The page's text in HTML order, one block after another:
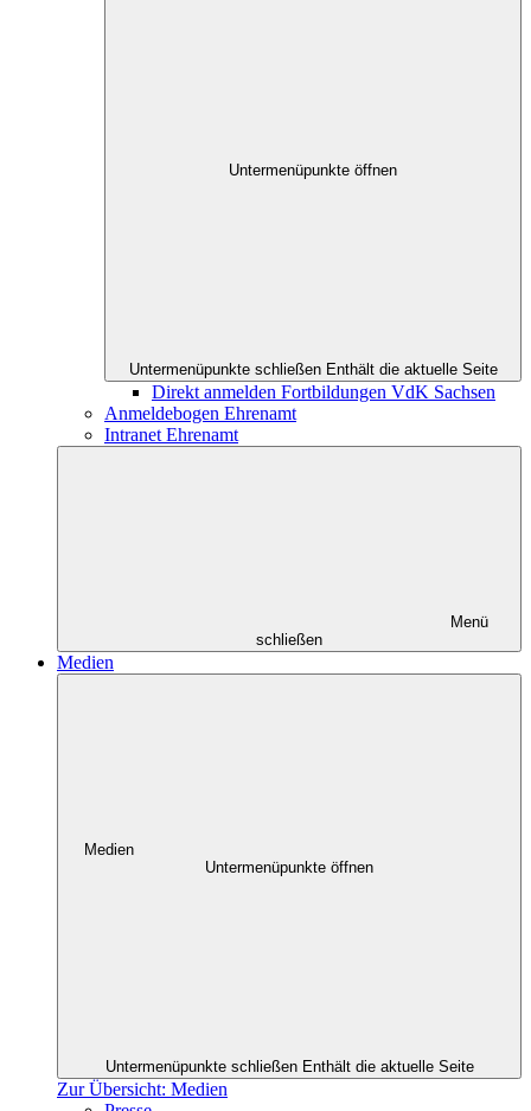
Untermenüpunkte öffnen
Untermenüpunkte schließen Enthält die aktuelle Seite
Direkt anmelden Fortbildungen VdK Sachsen
Anmeldebogen Ehrenamt
Intranet Ehrenamt
Menü
schließen
Medien
Medien
Untermenüpunkte öffnen
Untermenüpunkte schließen Enthält die aktuelle Seite
Zur Übersicht: Medien